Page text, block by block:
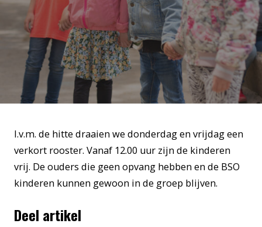
I.v.m. de hitte draaien we donderdag en vrijdag een
verkort rooster. Vanaf 12.00 uur zijn de kinderen
vrij. De ouders die geen opvang hebben en de BSO
kinderen kunnen gewoon in de groep blijven.
Deel artikel